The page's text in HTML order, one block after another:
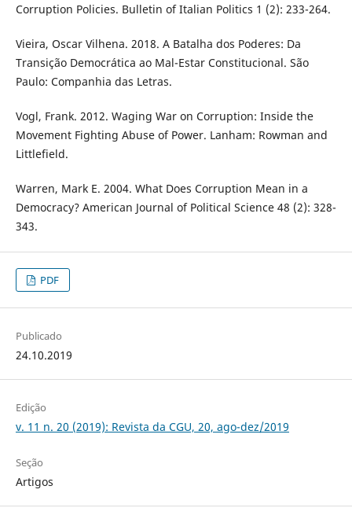
Corruption Policies. Bulletin of Italian Politics 1 (2): 233-264.
Vieira, Oscar Vilhena. 2018. A Batalha dos Poderes: Da
Transição Democrática ao Mal-Estar Constitucional. São
Paulo: Companhia das Letras.
Vogl, Frank. 2012. Waging War on Corruption: Inside the
Movement Fighting Abuse of Power. Lanham: Rowman and
Littlefield.
Warren, Mark E. 2004. What Does Corruption Mean in a
Democracy? American Journal of Political Science 48 (2): 328-
343.
PDF
Publicado
24.10.2019
Edição
v. 11 n. 20 (2019): Revista da CGU, 20, ago-dez/2019
Seção
Artigos